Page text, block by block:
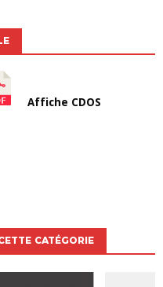
Affiche CDOS
CATÉGORIE